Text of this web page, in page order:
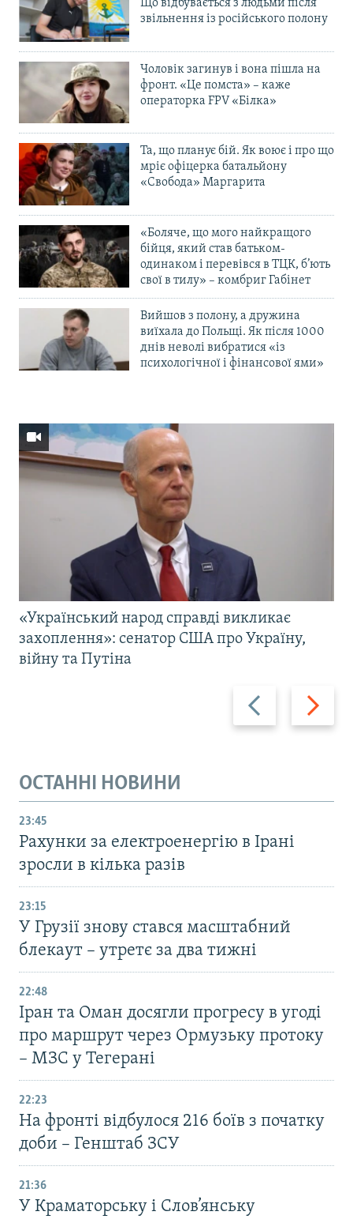
Що відбувається з людьми після
звільнення із російського полону
Чоловік загинув і вона пішла на
фронт. «Це помста» – каже
операторка FPV «Білка»
Та, що планує бій. Як воює і про що
мріє офіцерка батальйону
«Свобода» Маргарита
«Боляче, що мого найкращого
бійця, який став батьком-
одинаком і перевівся в ТЦК, б’ють
свої в тилу» – комбриг Габінет
Вийшов з полону, а дружина
виїхала до Польщі. Як після 1000
днів неволі вибратися «із
психологічної і фінансової ями»
Назад Вперед
«Український народ справді викликає
захоплення»: сенатор США про Україну,
війну та Путіна
ОСТАННІ НОВИНИ
23:45
Рахунки за електроенергію в Ірані
зросли в кілька разів
23:15
У Грузії знову стався масштабний
блекаут – утретє за два тижні
22:48
Іран та Оман досягли прогресу в угоді
про маршрут через Ормузьку протоку
– МЗС у Тегерані
22:23
На фронті відбулося 216 боїв з початку
доби – Генштаб ЗСУ
21:36
У Краматорську і Слов’янську